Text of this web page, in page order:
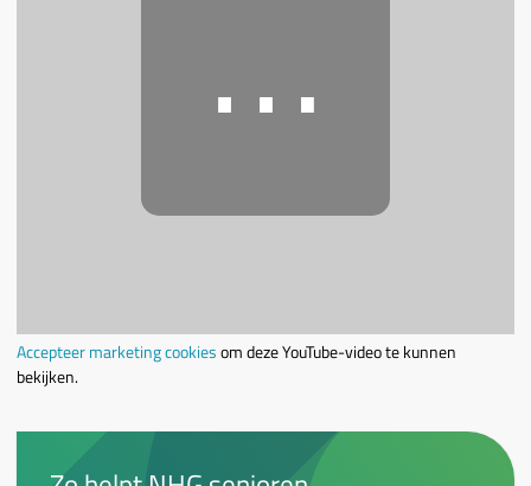
⋯
Accepteer marketing cookiesom deze YouTube-video te kunnen
bekijken.